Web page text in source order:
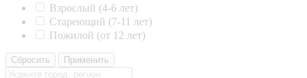
Взрослый (4-6 лет)
Стареющий (7-11 лет)
Пожилой (от 12 лет)
Сбросить Применить